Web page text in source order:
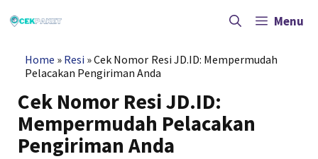
ke
Menu
Home » Resi »Cek Nomor Resi JD.ID: Mempermudah
Pelacakan Pengiriman Anda
Cek Nomor Resi JD.ID:
Mempermudah Pelacakan
Pengiriman Anda